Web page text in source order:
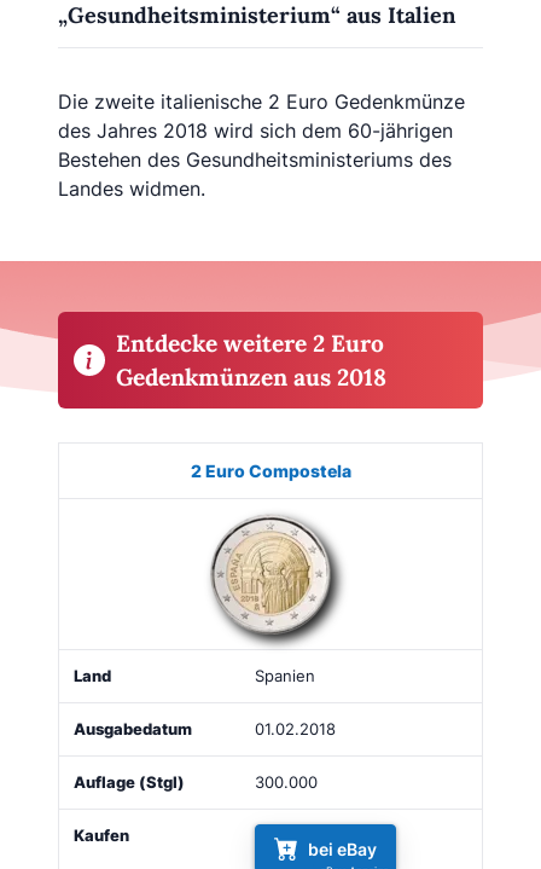
„Gesundheitsministerium“ aus Italien
Die zweite italienische 2 Euro Gedenkmünze
des Jahres 2018 wird sich dem 60-jährigen
Bestehen des Gesundheitsministeriums des
Landes widmen.
Entdecke weitere 2 Euro
Gedenkmünzen aus 2018
Land Ausgabe
2 Euro Compostela
Spanien
01.02.2018
300.000
bei eBay